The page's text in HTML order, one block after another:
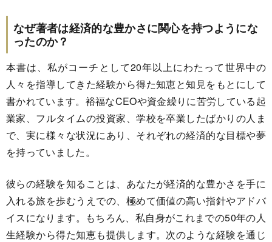
なぜ著者は経済的な豊かさに関心を持つようにな
ったのか？
本書は、私がコーチとして20年以上にわたって世界中の
人々を指導してきた経験から得た知恵と知見をもとにして
書かれています。裕福なCEOや資金繰りに苦労している起
業家、フルタイムの投資家、学校を卒業したばかりの人ま
で、実に様々な状況にあり、それぞれの経済的な目標や夢
を持っていました。
彼らの経験を知ることは、あなたが経済的な豊かさを手に
入れる旅を歩むうえでの、極めて価値の高い指針やアドバ
イスになります。もちろん、私自身がこれまでの50年の人
生経験から得た知恵も提供します。次のような経験を通じ